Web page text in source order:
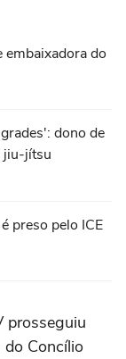
embaixadora do
dono de
jiu-jítsu
preso pelo ICE
prosseguiu
do Concílio